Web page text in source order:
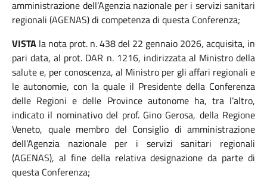
amministrazione dell’Agenzia nazionale per i servizi sanitari
regionali (AGENAS) di competenza di questa Conferenza;
VISTA la nota prot. n. 438 del 22 gennaio 2026, acquisita, in
pari data, al prot. DAR n. 1216, indirizzata al Ministro della
salute e, per conoscenza, al Ministro per gli affari regionali e
le autonomie, con la quale il Presidente della Conferenza
delle Regioni e delle Province autonome ha, tra l’altro,
indicato il nominativo del prof. Gino Gerosa, della Regione
Veneto, quale membro del Consiglio di amministrazione
dell’Agenzia nazionale per i servizi sanitari regionali
(AGENAS), al fine della relativa designazione da parte di
questa Conferenza;